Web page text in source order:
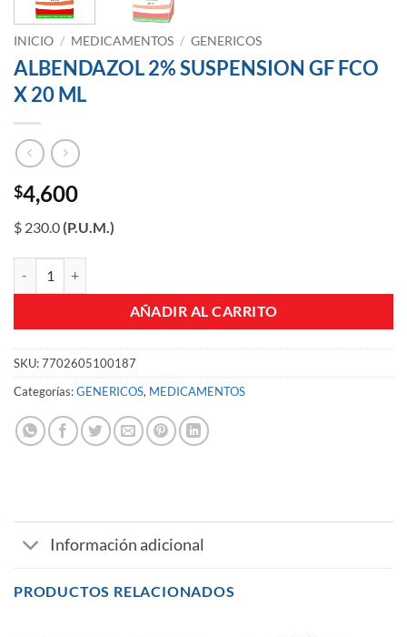
INICIO / MEDICAMENTOS / GENERICOS
ALBENDAZOL 2% SUSPENSION GF FCO
X 20 ML
$4,600
$ 230.0(P.U.M.)
AÑADIR AL CARRITO
SKU:7702605100187
Categorías:GENERICOS, MEDICAMENTOS
Información adicional
PRODUCTOS RELACIONADOS